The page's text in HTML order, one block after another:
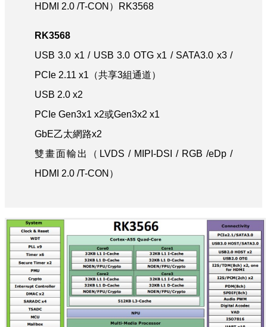
HDMI 2.0 /T-CON）RK3568
RK3568
USB 3.0 x1 / USB 3.0 OTG x1 / SATA3.0 x3 /
PCIe 2.11 x1（共享3組通道）
USB 2.0 x2
PCIe Gen3x1 x2或Gen3x2 x1
GbE乙太網路x2
雙畫面輸出（LVDS / MIPI-DSI / RGB /eDp /
HDMI 2.0 /T-CON）